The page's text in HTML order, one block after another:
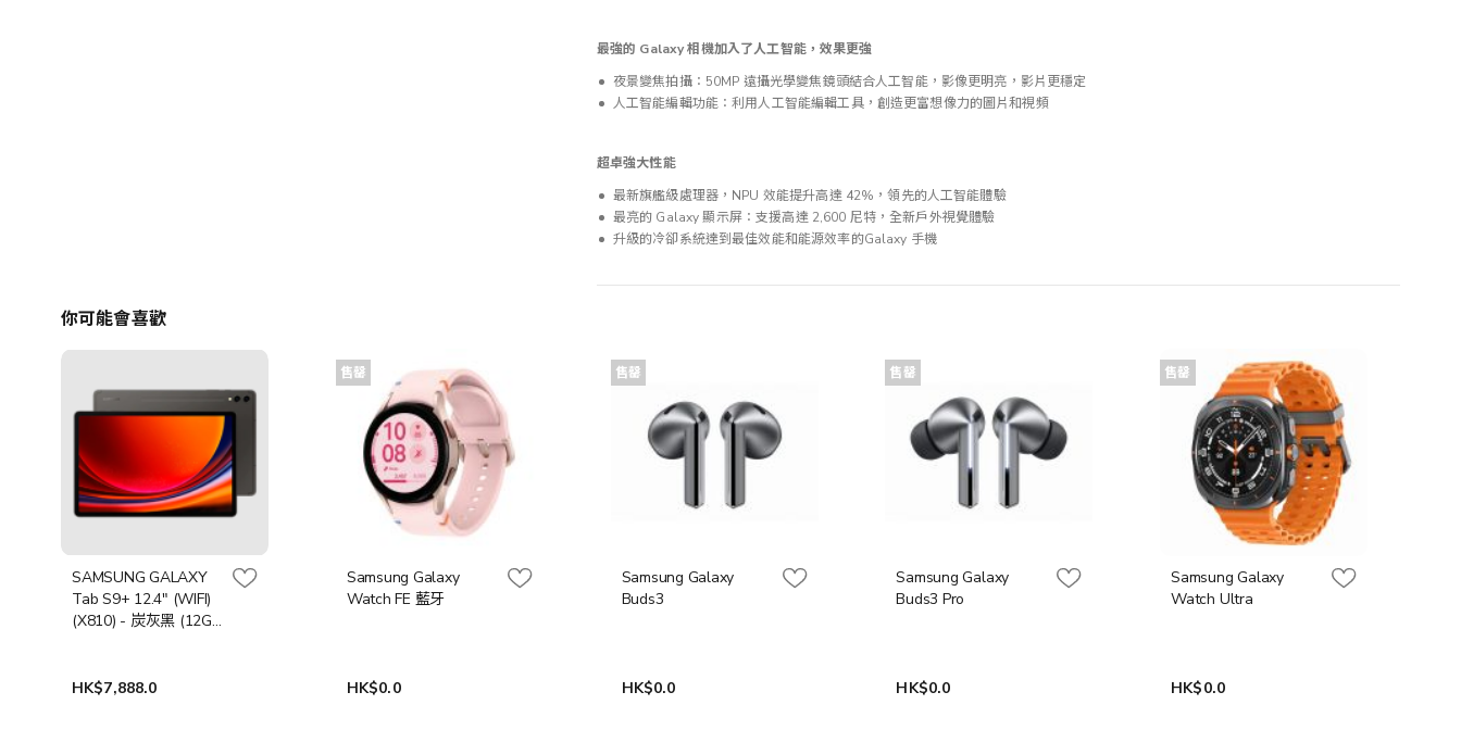
最強的 Galaxy 相機加入了人工智能，效果更強
夜景變焦拍攝：50MP 遠攝光學變焦鏡頭結合人工智能，影像更明亮，影片更穩定
人工智能編輯功能：利用人工智能編輯工具，創造更富想像力的圖片和視頻
超卓強大性能
最新旗艦級處理器，NPU 效能提升高達 42%，領先的人工智能體驗
最亮的 Galaxy 顯示屏：支援高達 2,600 尼特，全新戶外視覺體驗
升級的冷卻系統達到最佳效能和能源效率的Galaxy 手機
你可能會喜歡
SAMSUNG GALAXY
Tab S9+ 12.4" (WIFI)
(X810) - 炭灰黑 (12GB
送貨時間: 7-10工作天]
HK$7,888.0
售罄
Samsung Galaxy
Watch FE 藍牙
HK$0.0
售罄
Samsung Galaxy
Buds3
HK$0.0
售罄
Samsung Galaxy
Buds3 Pro
HK$0.0
售罄
Samsung Galaxy
Watch Ultra
HK$0.0